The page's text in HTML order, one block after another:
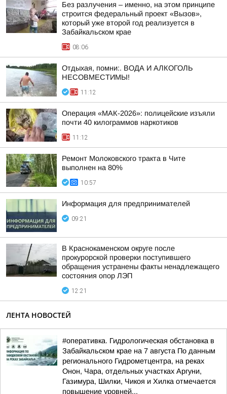
Без разлучения – именно, на этом принципе
строится федеральный проект «Вызов»,
который уже второй год реализуется в
Забайкальском крае
08:06
Отдыхая, помни:. ВОДА И АЛКОГОЛЬ
НЕСОВМЕСТИМЫ!
11:12
Операция «МАК-2026»: полицейские изъяли
почти 40 килограммов наркотиков
11:12
Ремонт Молоковского тракта в Чите
выполнен на 80%
10:57
Информация для предпринимателей
09:21
В Краснокаменском округе после
прокурорской проверки поступившего
обращения устранены факты ненадлежащего
состояния опор ЛЭП
12:21
ЛЕНТА НОВОСТЕЙ
#оперативка. Гидрологическая обстановка в
Забайкальском крае на 7 августа По данным
регионального Гидрометцентра, на реках
Онон, Чара, отдельных участках Аргуни,
Газимура, Шилки, Чикоя и Хилка отмечается
повышение уровней...